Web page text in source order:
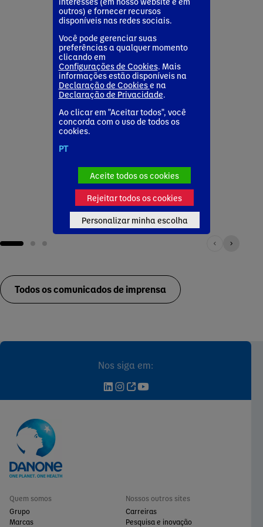
Press release
18 de maio de 2026
Danone Brasil abre
inscrições para o
Programa de
Estágio 2026
Corp
danone-renew
Newsroom
Assunto
Corporate news
Press release
14 de maio de 2026
Sinônimo de
categoria de
iogurtes no Brasil,
Danone reforça
meio do
lançamento de
novos produtos
Corporate news
Todos os comunicados de imprensa
Nos siga em:
Quem somos
Grupo
Marcas
Nossos outros sites
Carreiras
Pesquisa e inovação
outros) e fornecer recursos
disponíveis nas redes sociais.
Você pode gerenciar suas
preferências a qualquer momento
clicando em
Configurações de Cookies. Mais
informações estão disponíveis na
Declaração de Cookiese na
Declaração de Privacidade.
Ao clicar em "Aceitar todos", você
concorda com o uso de todos os
cookies.
PT
Aceite todos os cookies
Rejeitar todos os cookies
Personalizar minha escolha